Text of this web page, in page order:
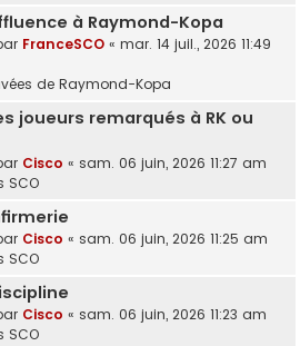
à Raymond-Kopa
FranceSCO « mar. 14 juil., 2026 11:49
de Raymond-Kopa
joueurs remarqués à RK ou
Cisco « sam. 06 juin, 2026 11:27 am
SCO
Cisco « sam. 06 juin, 2026 11:25 am
SCO
Cisco « sam. 06 juin, 2026 11:23 am
SCO